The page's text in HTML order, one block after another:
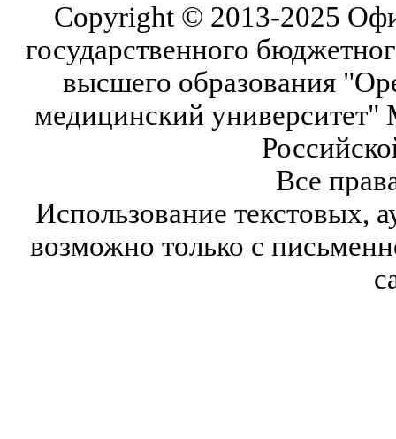
Copyright © 2013-2025
государственного
высшего образования
медицинский университет"
Все
Использование текстовых,
возможно только с